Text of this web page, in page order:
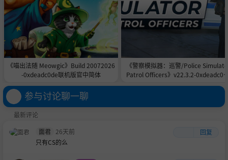
《喵出法随 Meowgic》Build 20072026
-0xdeadc0de联机版官中简体
《警察模拟器：巡警/Police
Patrol Officers》v22.3.2-
参与讨论聊一聊
最新评论
面君
26天前
回复
只有CS的么